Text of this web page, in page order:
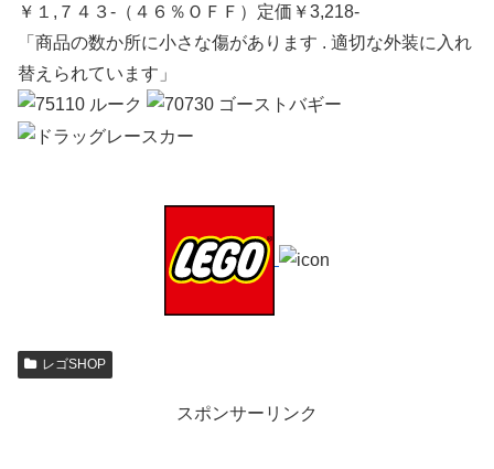
￥１,７４３-（４６％ＯＦＦ）定価￥3,218-
「商品の数か所に小さな傷があります . 適切な外装に入れ
替えられています」
レゴSHOP
スポンサーリンク